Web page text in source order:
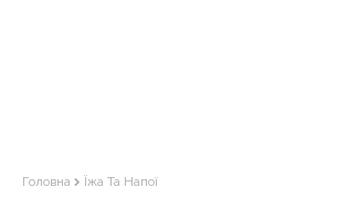
Головна Їжа Та Напої